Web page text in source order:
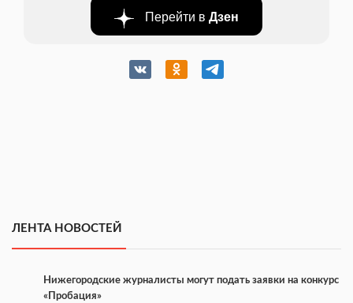
Перейти в Дзен
ЛЕНТА НОВОСТЕЙ
Нижегородские журналисты могут подать заявки на конкурс
«Пробация»